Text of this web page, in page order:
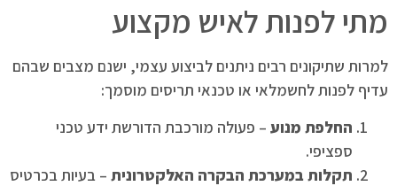
מתי לפנות לאיש מקצוע
למרות שתיקונים רבים ניתנים לביצוע עצמי, ישנם מצבים שבהם
עדיף לפנות לחשמלאי או טכנאי תריסים מוסמך:
החלפת מנוע – פעולה מורכבת הדורשת ידע טכני
ספציפי.
תקלות במערכת הבקרה האלקטרונית – בעיות בכרטיס